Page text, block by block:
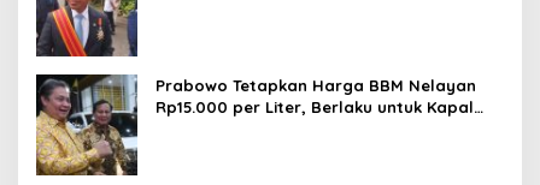
Prabowo Tetapkan Harga BBM Nelayan
Rp15.000 per Liter, Berlaku untuk Kapal